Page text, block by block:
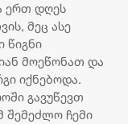
ერთ დღეს
მეც ასე
წიგნი
მოეწონათ და
იქნებოდა.
გავუწევთ
შემეძლო ჩემი